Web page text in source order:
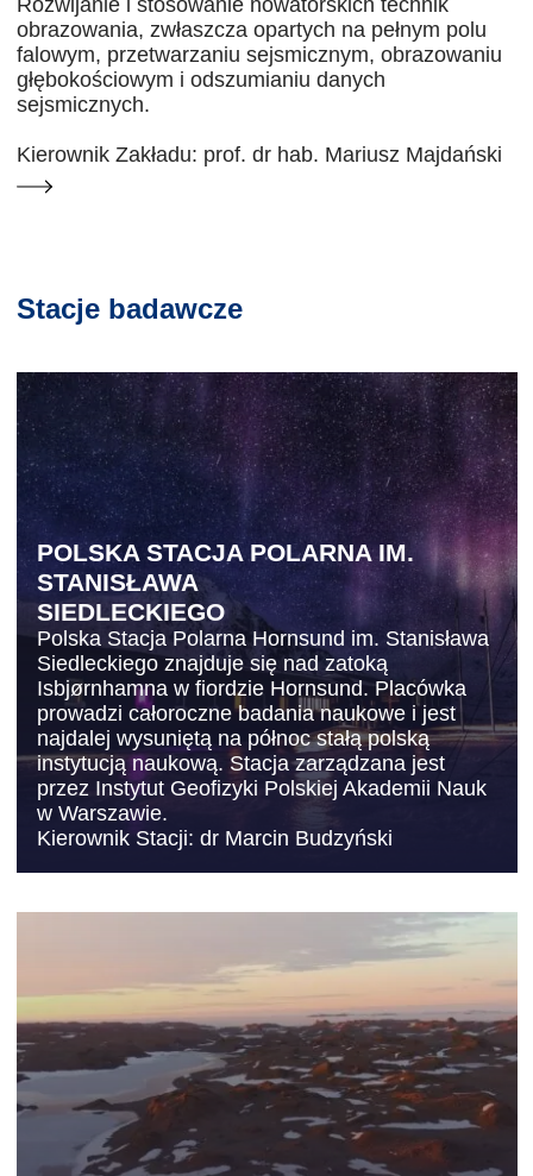
obrazowania, zwłaszcza opartych na pełnym polu
falowym, przetwarzaniu sejsmicznym, obrazowaniu
głębokościowym i odszumianiu danych
sejsmicznych.
Kierownik Zakładu: prof. dr hab. Mariusz Majdański
Stacje badawcze
POLSKA STACJA POLARNA IM.
STANISŁAWA
SIEDLECKIEGO
Polska Stacja Polarna Hornsund im. Stanisława
Siedleckiego znajduje się nad zatoką
Isbjørnhamna w fiordzie Hornsund. Placówka
prowadzi całoroczne badania naukowe i jest
najdalej wysuniętą na północ stałą polską
instytucją naukową. Stacja zarządzana jest
przez Instytut Geofizyki Polskiej Akademii Nauk
w Warszawie.
Kierownik Stacji: dr Marcin Budzyński